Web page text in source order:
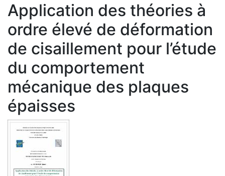
Application des théories à
ordre élevé de déformation
de cisaillement pour l’étude
du comportement
mécanique des plaques
épaisses